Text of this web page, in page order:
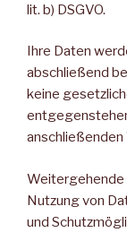
lit. b) DSGVO.
Ihre Daten
abschließend
keine
Weitergehende
Nutzung von
und